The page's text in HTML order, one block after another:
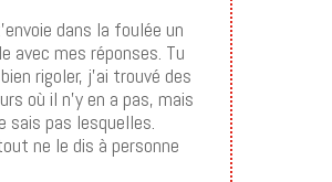
dans la foulée un
avec mes réponses. Tu
rigoler, j’ai trouvé des
où il n’y en a pas, mais
sais pas lesquelles.
ne le dis à personne